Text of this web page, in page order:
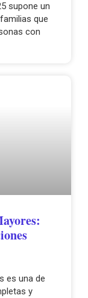
supone un
que
con
es una de
y